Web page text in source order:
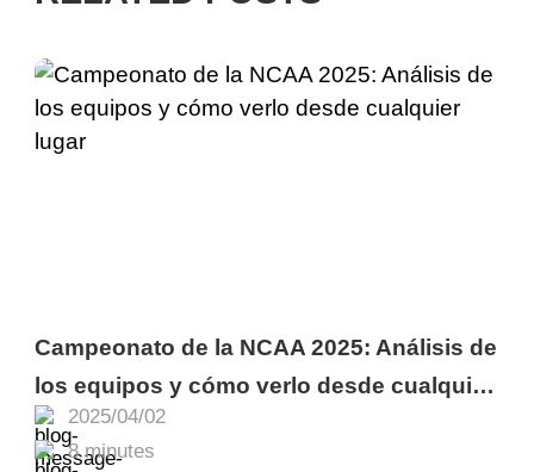
2025/04/02
8 minutes
Campeonato de la NCAA 2025: Análisis de
los equipos y cómo verlo desde cualquier
lugar